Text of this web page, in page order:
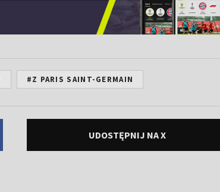
#Z PARIS SAINT-GERMAIN
UDOSTĘPNIJ NA X